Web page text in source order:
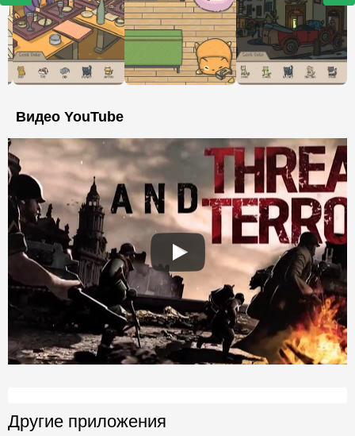
Видео YouTube
Другие приложения